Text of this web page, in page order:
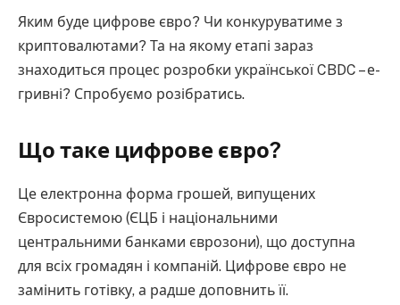
Яким буде цифрове євро? Чи конкуруватиме з
криптовалютами? Та на якому етапі зараз
знаходиться процес розробки української CBDC – е-
гривні? Спробуємо розібратись.
Що таке цифрове євро?
Це електронна форма грошей, випущених
Євросистемою (ЄЦБ і національними
центральними банками єврозони), що доступна
для всіх громадян і компаній. Цифрове євро не
замінить готівку, а радше доповнить її.